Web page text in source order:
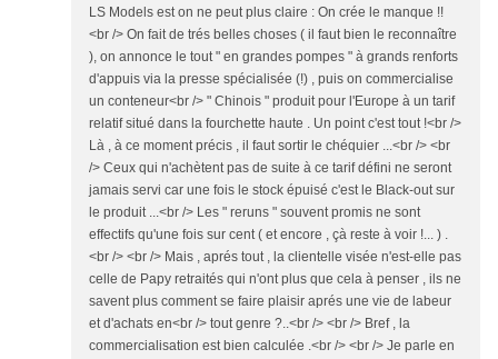
LS Models est on ne peut plus claire : On crée le manque !!
<br /> On fait de trés belles choses ( il faut bien le reconnaître
), on annonce le tout " en grandes pompes " à grands renforts
d'appuis via la presse spécialisée (!) , puis on commercialise
un conteneur<br /> " Chinois " produit pour l'Europe à un tarif
relatif situé dans la fourchette haute . Un point c'est tout !<br />
Là , à ce moment précis , il faut sortir le chéquier ...<br /> <br
/> Ceux qui n'achètent pas de suite à ce tarif défini ne seront
jamais servi car une fois le stock épuisé c'est le Black-out sur
le produit ...<br /> Les " reruns " souvent promis ne sont
effectifs qu'une fois sur cent ( et encore , çà reste à voir !... ) .
<br /> <br /> Mais , aprés tout , la clientelle visée n'est-elle pas
celle de Papy retraités qui n'ont plus que cela à penser , ils ne
savent plus comment se faire plaisir aprés une vie de labeur
et d'achats en<br /> tout genre ?..<br /> <br /> Bref , la
commercialisation est bien calculée .<br /> <br /> Je parle en